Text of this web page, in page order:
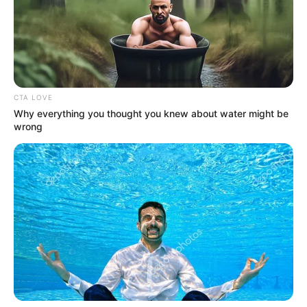
CTA LOVE
Why everything you thought you knew about water might be
wrong